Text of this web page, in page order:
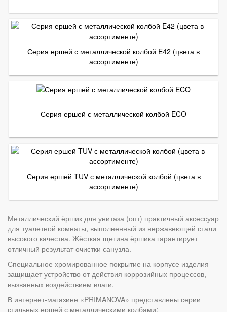
Серия ершей с металлической колбой E42 (цвета в
ассортименте)
Серия ершей с металлической колбой ECO
Серия ершей TUV с металлической колбой (цвета в
ассортименте)
Металлический ёршик для унитаза (опт) практичный аксессуар
для туалетной комнаты, выполненный из нержавеющей стали
высокого качества. Жёсткая щетина ёршика гарантирует
отличный результат очистки санузла.
Специальное хромированное покрытие на корпусе изделия
защищает устройство от действия коррозийных процессов,
вызванных воздействием влаги.
В интернет-магазине «PRIMANOVA» представлены серии
стильных ершей с металлическими колбами: